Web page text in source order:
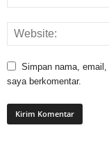
Simpan nama,
saya berkomentar.